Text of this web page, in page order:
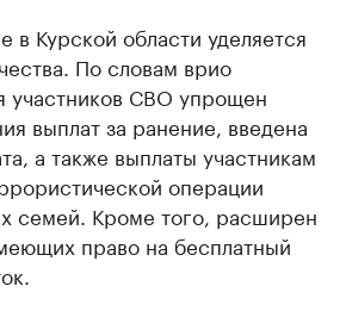
в Курской области уделяется
По словам врио
участников СВО упрощен
выплат за ранение, введена
а также выплаты участникам
операции
семей. Кроме того, расширен
право на бесплатный